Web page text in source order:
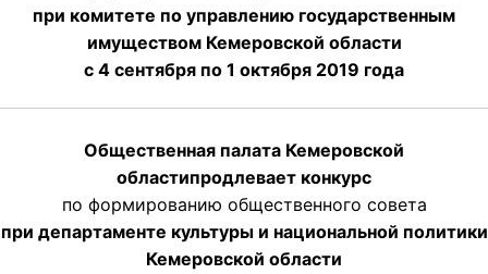
при комитете по управлению государственным
имуществом Кемеровской области
с 4 сентября по 1 октября 2019 года
Общественная палата Кемеровской
областипродлевает конкурс
по формированию общественного совета
при департаменте культуры и национальной политики
Кемеровской области